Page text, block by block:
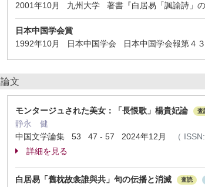
2001年10月 九州大学 著書『白居易「諷諭詩」
日本中国学会賞
1992年10月 日本中国学会 日本中国学会報第４
論文
モンタージュされた美女：「長恨歌」楊貴妃論 査
静永 健
中国文学論集 53 47 - 57 2024年12月
（ ISSN:
詳細を見る
白居易「舊枕故衾誰與共」句の伝播と消滅 査読